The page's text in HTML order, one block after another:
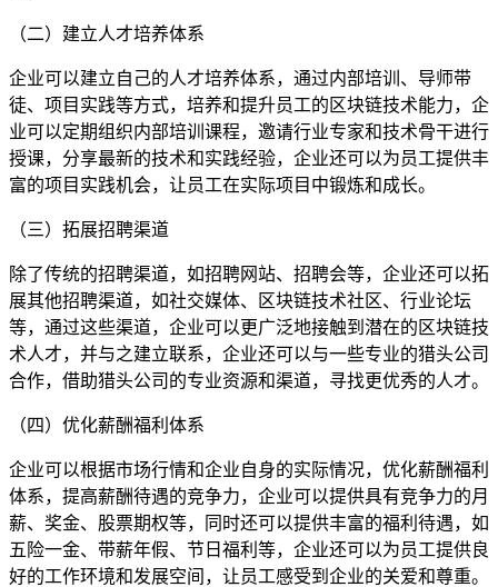
（二）建立人才培养体系
企业可以建立自己的人才培养体系，通过内部培训、导师带
徒、项目实践等方式，培养和提升员工的区块链技术能力，企
业可以定期组织内部培训课程，邀请行业专家和技术骨干进行
授课，分享最新的技术和实践经验，企业还可以为员工提供丰
富的项目实践机会，让员工在实际项目中锻炼和成长。
（三）拓展招聘渠道
除了传统的招聘渠道，如招聘网站、招聘会等，企业还可以拓
展其他招聘渠道，如社交媒体、区块链技术社区、行业论坛
等，通过这些渠道，企业可以更广泛地接触到潜在的区块链技
术人才，并与之建立联系，企业还可以与一些专业的猎头公司
合作，借助猎头公司的专业资源和渠道，寻找更优秀的人才。
（四）优化薪酬福利体系
企业可以根据市场行情和企业自身的实际情况，优化薪酬福利
体系，提高薪酬待遇的竞争力，企业可以提供具有竞争力的月
薪、奖金、股票期权等，同时还可以提供丰富的福利待遇，如
五险一金、带薪年假、节日福利等，企业还可以为员工提供良
好的工作环境和发展空间，让员工感受到企业的关爱和尊重。